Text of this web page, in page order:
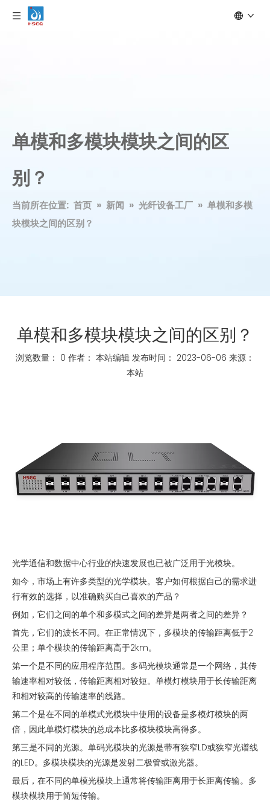
单模和多模块模块之间的区
别？
当前所在位置: 首页 » 新闻 » 光纤设备工厂 » 单模和多模
块模块之间的区别？
单模和多模块模块之间的区别？
浏览数量： 0 作者： 本站编辑 发布时间： 2023-06-06 来源：
本站
光学通信和数据中心行业的快速发展也已被广泛用于光模块。
如今，市场上有许多类型的光学模块。客户如何根据自己的需求进
行有效的选择，以准确购买自己喜欢的产品？
例如，它们之间的单个和多模式之间的差异是两者之间的差异？
首先，它们的波长不同。在正常情况下，多模块的传输距离低于2
公里；单个模块的传输距离高于2km。
第一个是不同的应用程序范围。多码光模块通常是一个网络，其传
输速率相对较低，传输距离相对较短。单模灯模块用于长传输距离
和相对较高的传输速率的线路。
第二个是在不同的单模式光模块中使用的设备是多模灯模块的两
倍，因此单模灯模块的总成本比多模块模块高得多。
第三是不同的光源。单码光模块的光源是带有狭窄LD或狭窄光谱线
的LED。多模块模块的光源是发射二极管或激光器。
最后，在不同的单模光模块上通常将传输距离用于长距离传输。多
模块模块用于简短传输。